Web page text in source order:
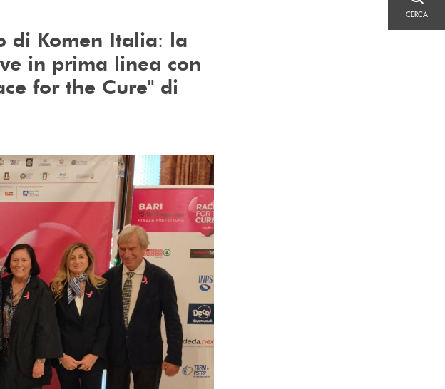
CERCA
di Komen Italia: la
in prima linea con
for the Cure" di